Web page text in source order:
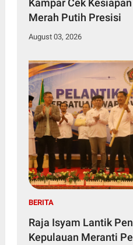
Kampar Cek
Merah Putih Presisi
August 03, 2026
BERITA
Raja Isyam Lantik
Kepulauan Meranti